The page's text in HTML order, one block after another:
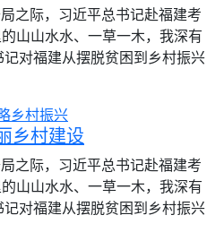
之际，习近平总书记赴福建考
山山水水、一草一木，我深有
对福建从摆脱贫困到乡村振兴
乡村振兴
乡村建设
之际，习近平总书记赴福建考
山山水水、一草一木，我深有
对福建从摆脱贫困到乡村振兴